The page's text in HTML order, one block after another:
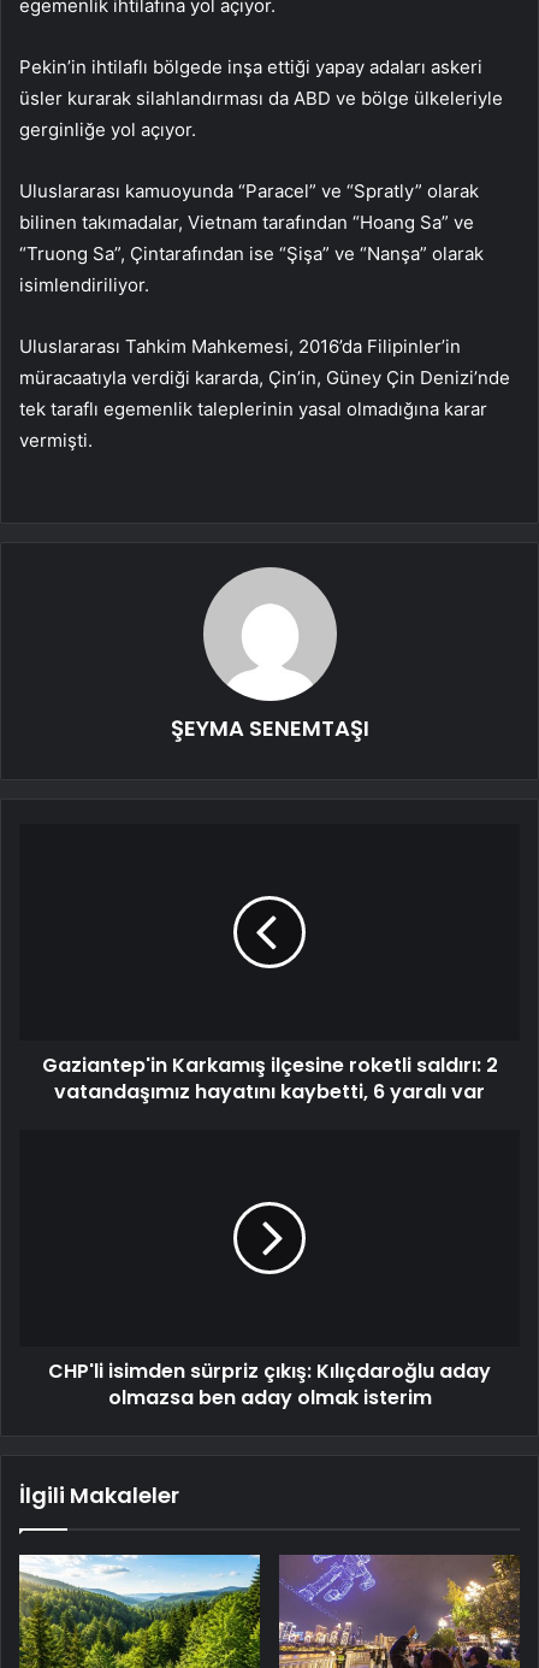
egemenlik ihtilafına yol açıyor.
Pekin’in ihtilaflı bölgede inşa ettiği yapay adaları askeri
üsler kurarak silahlandırması da ABD ve bölge ülkeleriyle
gerginliğe yol açıyor.
Uluslararası kamuoyunda “Paracel” ve “Spratly” olarak
bilinen takımadalar, Vietnam tarafından “Hoang Sa” ve
“Truong Sa”, Çintarafından ise “Şişa” ve “Nanşa” olarak
isimlendiriliyor.
Uluslararası Tahkim Mahkemesi, 2016’da Filipinler’in
müracaatıyla verdiği kararda, Çin’in, Güney Çin Denizi’nde
tek taraflı egemenlik taleplerinin yasal olmadığına karar
vermişti.
ŞEYMA SENEMTAŞI
Gaziantep'in Karkamış ilçesine roketli saldırı: 2
vatandaşımız hayatını kaybetti, 6 yaralı var
CHP'li isimden sürpriz çıkış: Kılıçdaroğlu aday
olmazsa ben aday olmak isterim
İlgili Makaleler